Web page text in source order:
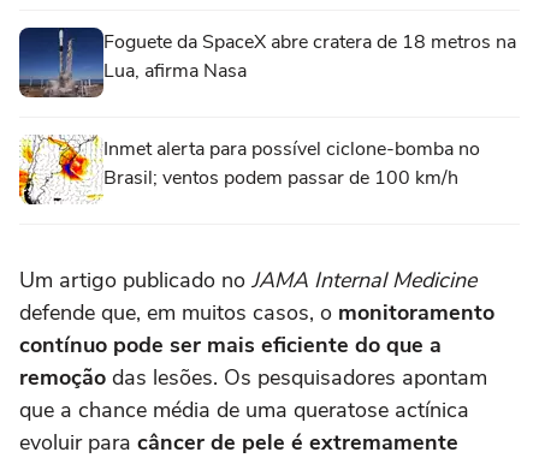
Foguete da SpaceX abre cratera de 18 metros na
Lua, afirma Nasa
Inmet alerta para possível ciclone-bomba no
Brasil; ventos podem passar de 100 km/h
Um artigo publicado no JAMA Internal Medicine
defende que, em muitos casos, o monitoramento
contínuo pode ser mais eficiente do que a
remoção das lesões. Os pesquisadores apontam
que a chance média de uma queratose actínica
evoluir para câncer de pele é extremamente